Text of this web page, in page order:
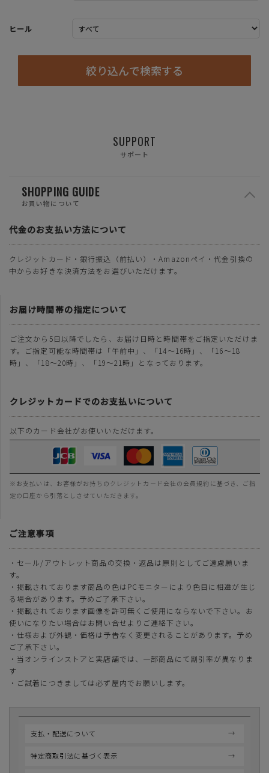
ヒール
絞り込んで検索する
SUPPORT
サポート
SHOPPING GUIDE
お買い物について
代金のお支払い方法について
クレジットカード・銀行振込（前払い）・Amazonペイ・代金引換の
中からお好きな決済方法をお選びいただけます。
お届け時間帯の指定について
ご注文から5日以降でしたら、お届け日時と時間帯をご指定いただけま
す。ご指定可能な時間帯は「午前中」、「14～16時」、「16～18
時」、「18～20時」、「19～21時」となっております。
クレジットカードでのお支払いについて
以下のカード会社がお使いいただけます。
※お支払いは、お客様がお持ちのクレジットカード会社の会員規約に基づき、ご指
定の口座から引落としさせていただきます。
ご注意事項
・セール/アウトレット商品の交換・返品は原則としてご遠慮願いま
す。
・掲載されております商品の色はPCモニターにより色目に相違が生じ
る場合があります。予めご了承下さい。
・掲載されております画像を許可無くご使用にならないで下さい。お
使いになりたい場合はお問い合せよりご連絡下さい。
・仕様および外観・価格は予告なく変更されることがあります。予め
ご了承下さい。
・当オンラインストアと実店舗では、一部商品にて割引率が異なりま
す
・ご試着につきましては必ず屋内でお願いします。
支払・配送について
特定商取引法に基づく表示